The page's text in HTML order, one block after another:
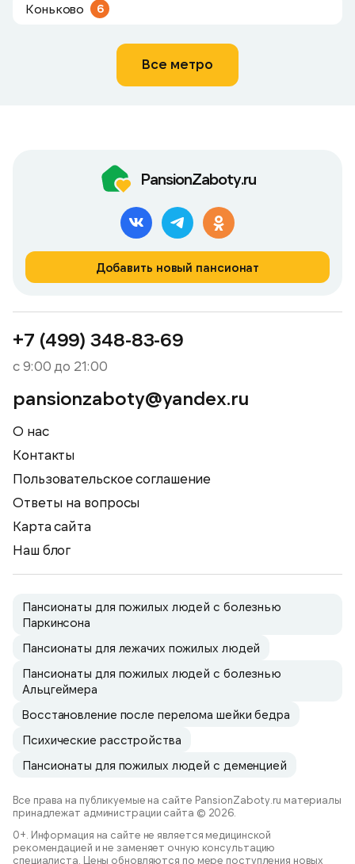
Коньково 6
Все метро
PansionZaboty.ru
Добавить новый пансионат
+7 (499) 348-83-69
с 9:00 до 21:00
pansionzaboty@yandex.ru
О нас
Контакты
Пользовательское соглашение
Ответы на вопросы
Карта сайта
Наш блог
Пансионаты для пожилых людей с болезнью
Паркинсона
Пансионаты для лежачих пожилых людей
Пансионаты для пожилых людей с болезнью
Альцгеймера
Восстановление после перелома шейки бедра
Психические расстройства
Пансионаты для пожилых людей с деменцией
Все права на публикуемые на сайте PansionZaboty.ru материалы
принадлежат администрации сайта © 2026.
0+. Информация на сайте не является медицинской
рекомендацией и не заменяет очную консультацию
специалиста. Цены обновляются по мере поступления новых